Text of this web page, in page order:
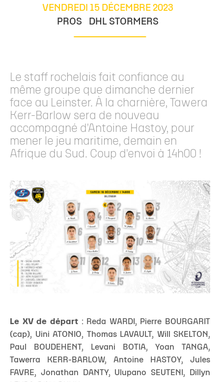
VENDREDI 15 DÉCEMBRE 2023
PROS
DHL STORMERS
Le staff rochelais fait confiance au
même groupe que dimanche dernier
face au Leinster. À la charnière, Tawera
Kerr-Barlow sera de nouveau
accompagné d'Antoine Hastoy, pour
mener le jeu maritime, demain en
Afrique du Sud. Coup d'envoi à 14h00 !
Le XV de départ: Reda WARDI, Pierre BOURGARIT
(cap), Uini ATONIO, Thomas LAVAULT, Will SKELTON,
Paul BOUDEHENT, Levani BOTIA, Yoan TANGA,
Tawerra KERR-BARLOW, Antoine HASTOY, Jules
FAVRE, Jonathan DANTY, Ulupano SEUTENI, Dillyn